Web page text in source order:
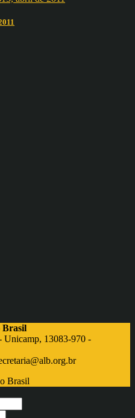
Brasil
Unicamp, 13083-970 -